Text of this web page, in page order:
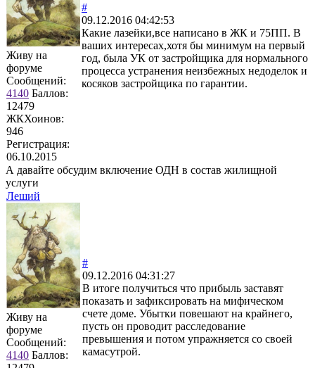
Живу на
форуме
Сообщений:
4140 Баллов:
12479
ЖКХоинов:
946
Регистрация:
06.10.2015
#
09.12.2016 04:42:53
Какие лазейки,все написано в ЖК и 75ПП. В
ваших интересах,хотя бы минимум на первый
год, была УК от застройщика для нормального
процесса устранения неизбежных недоделок и
косяков застройщика по гарантии.
А давайте обсудим включение ОДН в состав жилищной
услуги
Леший
Живу на
форуме
Сообщений:
4140 Баллов:
#
09.12.2016 04:31:27
В итоге получиться что прибыль заставят
показать и зафиксировать на мифическом
счете доме. Убытки повешают на крайнего,
пусть он проводит расследование
превышения и потом упражняется со своей
камасутрой.